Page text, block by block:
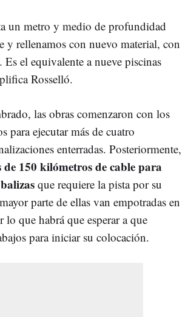
un metro y medio de profundidad
y rellenamos con nuevo material, con
el equivalente a nueve piscinas
Rosselló.
las obras comenzaron con los
para ejecutar más de cuatro
enterradas. Posteriormente,
de 150 kilómetros de cable para
que requiere la pista por su
parte de ellas van empotradas en
que habrá que esperar a que
para iniciar su colocación.